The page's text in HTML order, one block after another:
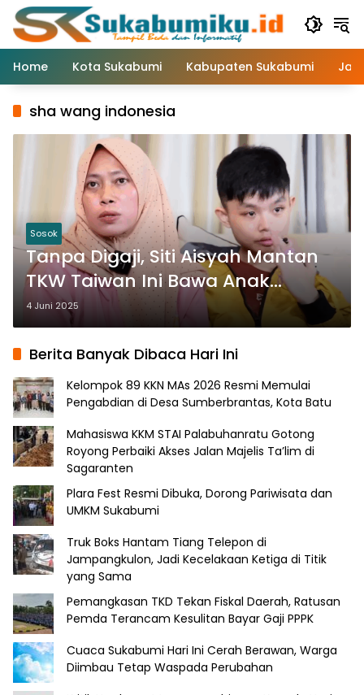
Langsung
konten
Home
Kota Sukabumi Kabupaten Sukabumi
sha wang indonesia
Sosok
Tanpa Digaji, Siti Aisyah Mantan
TKW Taiwan Ini Bawa Anak
Majikannya yang Disabilitas ke
Indonesia
4 Juni 2025
Berita Banyak Dibaca Hari Ini
Kelompok 89 KKN MAs 2026 Resmi Memulai
Pengabdian di Desa Sumberbrantas, Kota Batu
Mahasiswa KKM STAI Palabuhanratu Gotong
Royong Perbaiki Akses Jalan Majelis Ta’lim di
Sagaranten
Plara Fest Resmi Dibuka, Dorong Pariwisata dan
UMKM Sukabumi
Truk Boks Hantam Tiang Telepon di
Jampangkulon, Jadi Kecelakaan Ketiga di Titik
yang Sama
Pemangkasan TKD Tekan Fiskal Daerah, Ratusan
Pemda Terancam Kesulitan Bayar Gaji PPPK
Cuaca Sukabumi Hari Ini Cerah Berawan, Warga
Diimbau Tetap Waspada Perubahan